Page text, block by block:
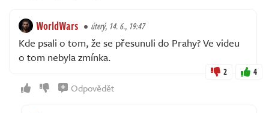
WorldWars úterý, 14. 6., 19:47
Kde psali o tom, že se přesunuli do Prahy? Ve videu
o tom nebyla zmínka.
2 4
Odpovědět